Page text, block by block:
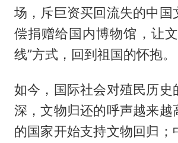
场，斥巨资买回流失的中国
偿捐赠给国内博物馆，让
线”方式，回到祖国的怀抱。
如今，国际社会对殖民历史
深，文物归还的呼声越来越
的国家开始支持文物回归；